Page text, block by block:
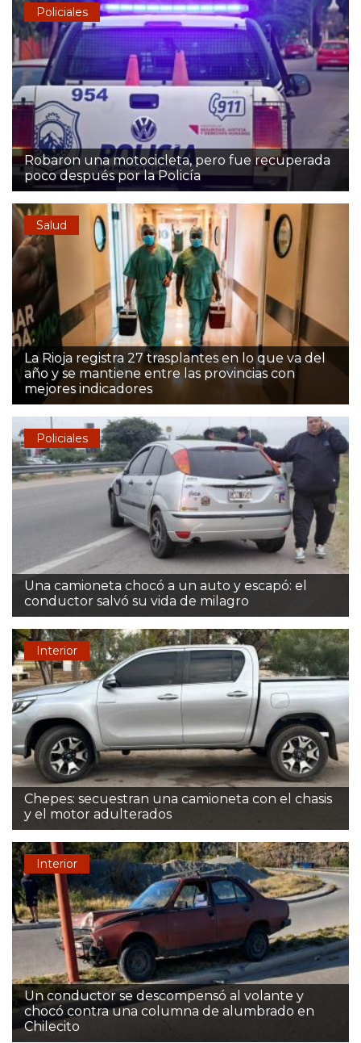
Policiales
Robaron una motocicleta, pero fue recuperada
poco después por la Policía
Salud
La Rioja registra 27 trasplantes en lo que va del
año y se mantiene entre las provincias con
mejores indicadores
Policiales
Una camioneta chocó a un auto y escapó: el
conductor salvó su vida de milagro
Interior
Chepes: secuestran una camioneta con el chasis
y el motor adulterados
Interior
Un conductor se descompensó al volante y
chocó contra una columna de alumbrado en
Chilecito